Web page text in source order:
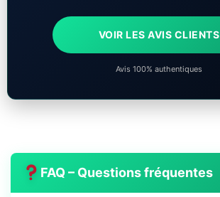
VOIR LES AVIS CLIENTS
Avis 100% authentiques
FAQ – Questions fréquentes